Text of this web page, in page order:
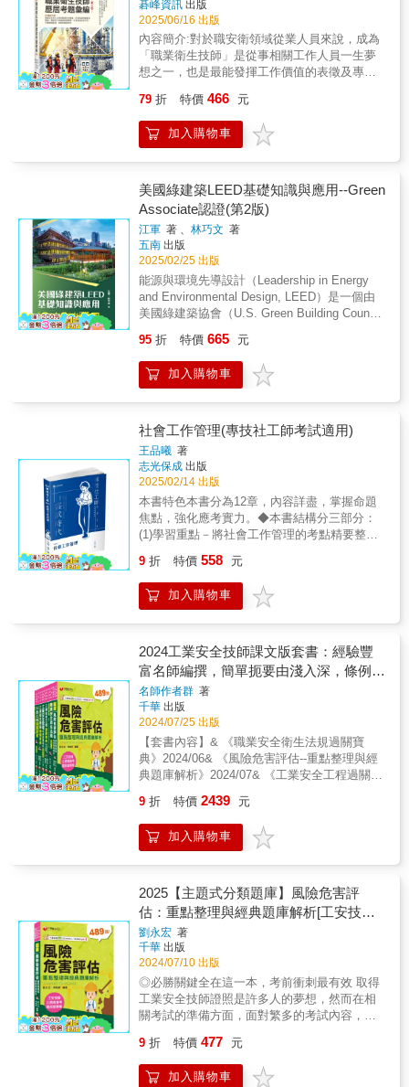
掌握考情趨勢也是很有效的作法。■老師叮嚀準
備證照的過程是極其辛苦的，但若不辛苦的耕
耘，怎會有幸福的收成，何況這張證照是有用
的證照，未來會更搶手。只要你的方向是對的
路，堅持到底，終會到達終點，得到勝利的冠
冕。要如何準備證照是每個考生所關心的課
學、術科，學科80題選擇題，基本上，只要熟
悉考古題就夠了，本書提供近年學科試題彙
整，協助讀者掌握命題趨勢。術科因為有一半
人建議事先對法規內容有所理解，有些聯想畫
面，背住關鍵詞及重點，才能更有效率的融會
貫通。本書試著將關鍵詞以粗體呈現，可協助
讀者記憶關鍵考點，並在各單元前標示「頻出
度」，提醒讀者各單元出題頻率高低。當然計
算題一定要把握住，熟悉公式，多加練習，這
二十分就可進袋了。證照要考上有兩個重要因
素，其一為下的功夫要足，因為天下沒有白吃
的午餐，也就是要有相當的準備，一個單元一
個單元的準備，進而在考場任意馳騁，作答時
及相信自己的心，這個心會幫助你克服萬難，
不致中途放棄，破釜沈舟的意志會助你攻頂成
功，因為信念決定一切。此外，以歷次的考題
作為模擬，掌握考情趨勢也是很有效的作法。
相信自己的夢想，堅持信念，把握機會，證照
就是你的了，先恭喜你了。【千華聊書室】這
是一個由 ✨千華數位文化✨ 製作的 YouTube
單元AI Podcast×人文視角高效能學習路徑，攻
取甲級證照https://youtu.be/0b7CDrmlZJE
從容面對各種考題，寫作時再也不怕腦海一片
空白。
務法三、就業保險
法 四、勞動基
準法五、勞工保險及職災保
險 六、勞工退休金條例
七、性別工作平等
法 八、身心障礙者
法 十、勞資爭議處理法
十一、個人資料保護
法 十二、外國專業人
促進法暨其子法 十四、易混淆之條文十五、
職業分析 十
六、就業市場資訊十七、職業心理隨書附贈
（學科、術科歷屆試題）(108-114年)題庫與解
答QRCODE全方位的名師指導、重點閱讀，絕
對讓您一本就PASS！
強、葉日宏、章家銘、劉誠
碁峰資訊 出版
2025/06/16 出版
內容簡介:對於職安衛領域從業人員來說，成為
「職業衛生技師」是從事相關工作人員一生夢
想之一，也是最能發揮工作價值的表徵及專業
設計、研究、分析、監測、檢驗、評估、鑑
定、改善及計畫管理等業務的核心能力達到一
定的水準。 「職業衛生技師」應試科目：職業
境控制工程、作業環境監測、暴露與風險評估
共計六科。 本書特色： ★陣容最強之職安衛作
者群 本書作者為職業安全衛生界最具經驗之專
家、名師，結合多年職業(工礦)衛生技師考試經
驗，合力打造最優質考試參考書籍。 ★收錄
104年至113年試題題解 為協助考生通盤瞭解職
業衛生技師考試出題趨勢，收集最近十年試題
並精闢詳解，使考生在最短時間掌握答題方
向。 ★各科重點提示 業界陣容最強之職安衛作
者群，教學、輔導考證經驗豐富之專家名師，
助考生找到最佳的準備考試方法及答題技巧。
★依照命題大綱分類 各科考題依據最新命題大
綱內容予以分門別類，並加註出題年份依序排
方便準備 彙整最具參考價值之資料，使得技師
考試準備範圍更加明確且節省考試準備時間。
★最新修訂之職安衛法規 歷年參考題解之答題
內容，均已參照最新修訂之職安衛法規之內容
予以修正。
79 折 特價 466 元
加入購物車
美國綠建築LEED基礎知識與應用--Green
Associate認證(第2版)
江軍 著 、林巧文 著
五南 出版
2025/02/25 出版
能源與環境先導設計（Leadership in Energy
and Environmental Design, LEED）是一個由
美國綠建築協會（U.S. Green Building Council,
評估系統，以鼓勵永續性綠建築的發展與實
行，並提供業界作為設計更健康、更環保與更
節能建築物之準則。LEED近年來廣為全世界先
的必要條件。近期亞洲國家包括台灣的大型公
共建設及廠辦建築等也以獲得LEED綠建築標章
為重要指標。本書為LEED Green Associate入
門級的參考教材，從綠色、永續、友善環境的
角度，針對LEED各項指標做系統性介紹，並輔
佐以圖片與說明，希望讓讀者能夠一窺綠建築
的領域並對LEED綠建築認證體系有完整的認
識。
95 折 特價 665 元
加入購物車
社會工作管理(專技社工師考試適用)
王品曦 著
志光保成 出版
2025/02/14 出版
本書特色本書分為12章，內容詳盡，掌握命題
焦點，強化應考實力。◆本書結構分三部分：
(1)學習重點－將社會工作管理的考點精要整理
點，事半功倍。(2)內容精要－提綱挈領，以系
統化、條理化方式整理，輔以圖表，易懂易
記。(3)隨堂練習－引導重點突破，掌握命題方
9 折 特價 558 元
加入購物車
2024工業安全技師課文版套書：經驗豐
富名師編撰，簡單扼要由淺入深，條例分
明！
名師作者群 著
千華 出版
2024/07/25 出版
【套書內容】& 《職業安全衛生法規過關寶
典》2024/06& 《風險危害評估--重點整理與經
典題庫解析》2024/07& 《工業安全工程過關寶
業安全管理經典題庫解析》2023/02& 《工業衛
生概論過關寶典》2024/04& 《人因工程過關寶
典》2024/01& ★★ 註：套書出版日期為該套
萃，脈絡條理分明！& ★必勝關鍵全在這一
本，考前衝刺最有效& ★申論式題庫薈萃，脈
絡條理分明& ★名師指引掌握訣竅，高分勢易
如反掌& ★豐富圖表解說，完整建立知識體系&
★獨家完整蒐羅81至112年歷年試題與解析！&
& 【各冊內容】& 《職業安全衛生法規過關寶
典》& ◎經典申論題薈萃，脈絡條理分明！&
國內就業市場競爭日趨激烈的今天，唯有通過
國家考試及取得技能檢定證照，才是求職唯一
的保障；且政府現階段急切推展「職業證照制
一份理想的工作。有鑑於此，筆者將國內專家
9 折 特價 2439 元
加入購物車
2025【主題式分類題庫】風險危害評
估：重點整理與經典題庫解析[工安技師/
公務高普考/國民營事業]
劉永宏 著
千華 出版
2024/07/10 出版
◎必勝關鍵全在這一本，考前衝刺最有效 取得
工業安全技師證照是許多人的夢想，然而在相
關考試的準備方面，面對繁多的考試內容，往
身考照經驗，精心彙整了歷屆與具有代表性考
題，並且加以分門別類精闢解析，整理出十六
章，章章切合考試主題，讓你輕鬆掌握得分關
9 折 特價 477 元
加入購物車